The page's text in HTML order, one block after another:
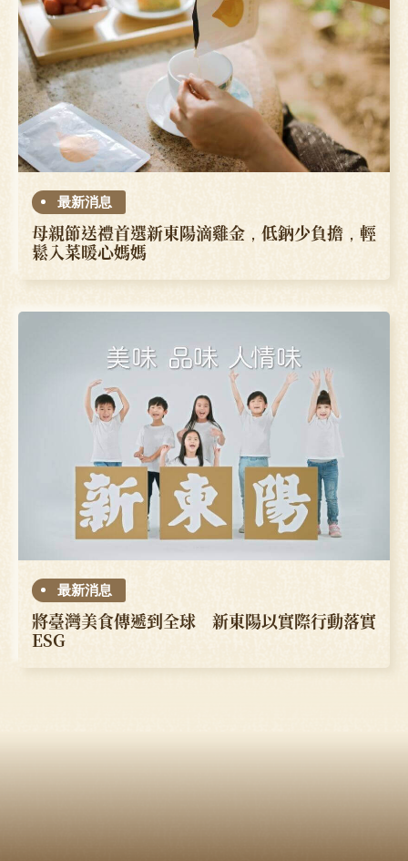
最新消息
母親節送禮首選新東陽滴雞金，低鈉少負擔，輕
鬆入菜暖心媽媽
最新消息
將臺灣美食傳遞到全球 新東陽以實際行動落實
ESG